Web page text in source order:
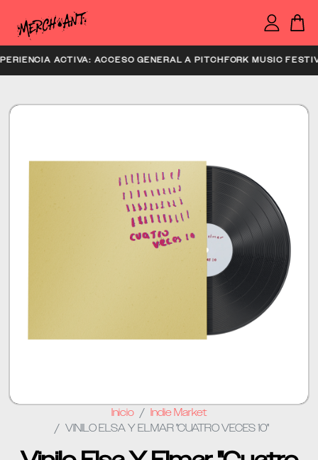
EXPERIENCIA ACTIVA: ACCESO GENERAL A PITCHFORK MUSIC
Inicio
Indie Market
VINILO ELSA Y ELMAR "CUATRO VECES 10"